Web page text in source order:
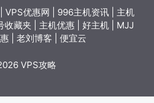
VPS优惠网 996主机资讯| 主机
收藏夹 主机优惠| 好主机| MJJ
| 老刘博客 便宜云
VPS攻略